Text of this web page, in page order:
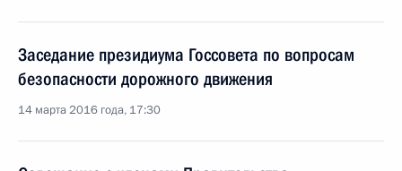
Заседание президиума Госсовета по вопросам
безопасности дорожного движения
14 марта 2016 года, 17:30